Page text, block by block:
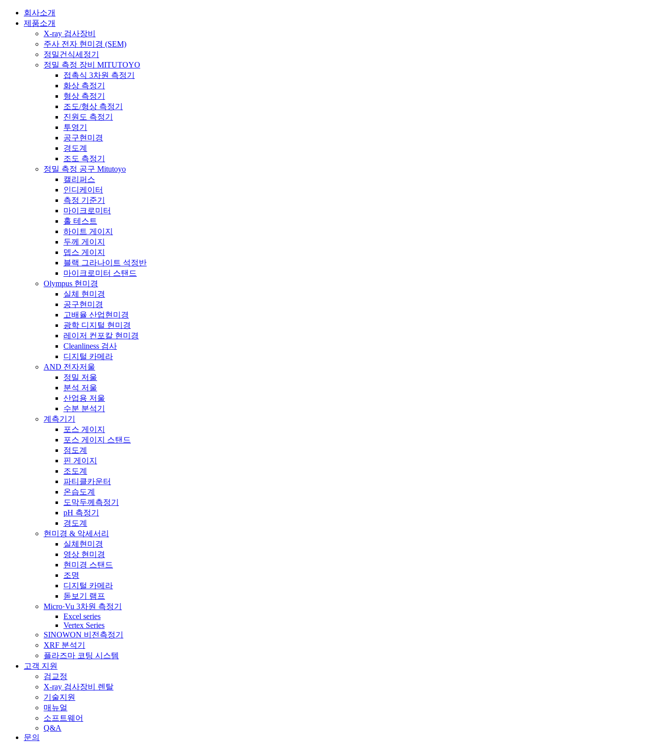
회사소개
제품소개
X-ray 검사장비
주사 전자 현미경 (SEM)
정밀건식세정기
정밀 측정 장비 MITUTOYO
접촉식 3차원 측정기
화상 측정기
형상 측정기
조도/형상 측정기
진원도 측정기
투영기
공구현미경
경도계
조도 측정기
정밀 측정 공구 Mitutoyo
캘리퍼스
인디케이터
측정 기준기
마이크로미터
홀 테스트
하이트 게이지
두께 게이지
뎁스 게이지
블랙 그라나이트 석정반
마이크로미터 스탠드
Olympus 현미경
실체 현미경
공구현미경
고배율 산업현미경
광학 디지털 현미경
레이저 컨포칼 현미경
Cleanliness 검사
디지털 카메라
AND 전자저울
정밀 저울
분석 저울
산업용 저울
수분 분석기
계측기기
포스 게이지
포스 게이지 스탠드
점도계
핀 게이지
조도계
파티클카운터
온습도계
도막두께측정기
pH 측정기
경도계
현미경 & 악세서리
실체현미경
영상 현미경
현미경 스탠드
조명
디지털 카메라
돋보기 램프
Micro·Vu 3차원 측정기
Excel series
Vertex Series
SINOWON 비전측정기
XRF 분석기
플라즈마 코팅 시스템
고객 지원
검교정
X-ray 검사장비 렌탈
기술지원
매뉴얼
소프트웨어
Q&A
문의